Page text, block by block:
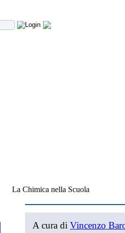
La Chimica nella Scuola
A cura di Vincenzo